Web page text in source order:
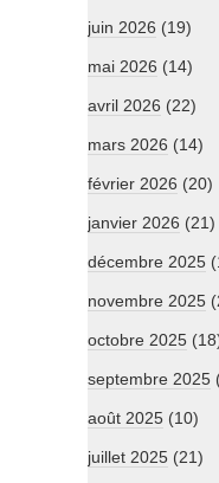
juin 2026 (19)
mai 2026 (14)
avril 2026 (22)
mars 2026 (14)
février 2026 (20)
janvier 2026 (21)
décembre 2025
novembre 2025
octobre 2025
septembre 2025
août 2025 (10)
juillet 2025 (21)